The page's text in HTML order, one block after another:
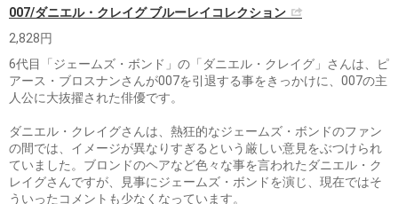
007/ダニエル・クレイグ ブルーレイコレクション
2,828円
6代目「ジェームズ・ボンド」の「ダニエル・クレイグ」さんは、ピ
アース・ブロスナンさんが007を引退する事をきっかけに、007の主
人公に大抜擢された俳優です。
ダニエル・クレイグさんは、熱狂的なジェームズ・ボンドのファン
の間では、イメージが異なりすぎるという厳しい意見をぶつけられ
ていました。ブロンドのヘアなど色々な事を言われたダニエル・ク
レイグさんですが、見事にジェームズ・ボンドを演じ、現在ではそ
ういったコメントも少なくなっています。